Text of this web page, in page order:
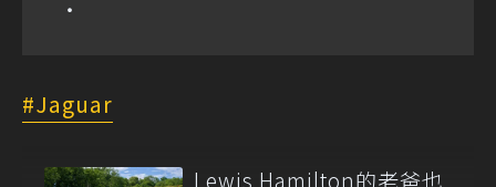
Jaguar
Lewis Hamilton的老爸也